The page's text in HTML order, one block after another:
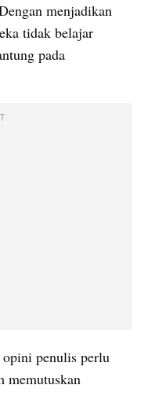
menjadikan
tidak belajar
penulis perlu
memutuskan